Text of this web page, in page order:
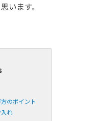
います。
のポイント
れ